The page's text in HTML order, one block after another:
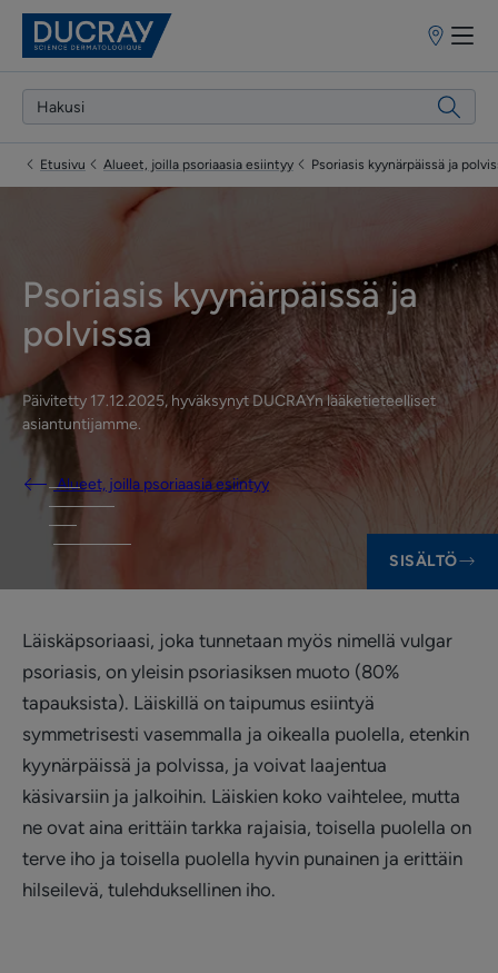
Etusivu Alueet, joilla psoriaasia esiintyy Psoriasis kyynärpäissä ja
Psoriasis kyynärpäissä ja
polvissa
Päivitetty 17.12.2025, hyväksynyt DUCRAYn lääketieteelliset
asiantuntijamme.
Alueet, joilla psoriaasia esiintyy
SISÄLTÖ
Läiskäpsoriaasi, joka tunnetaan myös nimellä vulgar
psoriasis, on yleisin psoriasiksen muoto (80%
tapauksista). Läiskillä on taipumus esiintyä
symmetrisesti vasemmalla ja oikealla puolella, etenkin
kyynärpäissä ja polvissa, ja voivat laajentua
käsivarsiin ja jalkoihin. Läiskien koko vaihtelee, mutta
ne ovat aina erittäin tarkka rajaisia, toisella puolella on
terve iho ja toisella puolella hyvin punainen ja erittäin
hilseilevä, tulehduksellinen iho.